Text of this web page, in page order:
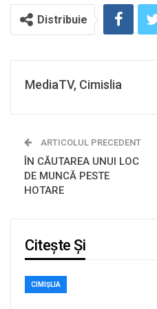
Distribuie
MediaTV, Cimislia
ARTICOLUL PRECEDENT
ÎN CĂUTAREA UNUI LOC
DE MUNCĂ PESTE
HOTARE
Citește Și
CIMIȘLIA